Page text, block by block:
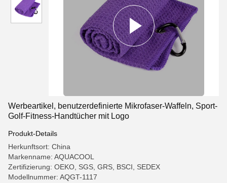
Werbeartikel, benutzerdefinierte Mikrofaser-Waffeln, Sport-
Golf-Fitness-Handtücher mit Logo
Produkt-Details
Herkunftsort: China
Markenname: AQUACOOL
Zertifizierung: OEKO, SGS, GRS, BSCI, SEDEX
Modellnummer: AQGT-1117